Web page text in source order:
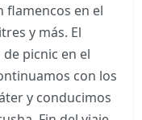
flamencos en el
y más. El
picnic en el
con los
y conducimos